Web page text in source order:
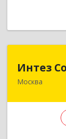
Интез
Москва